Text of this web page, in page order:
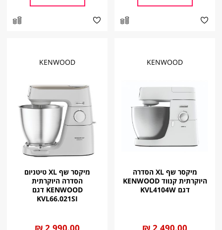
KENWOOD
מיקסר שף XL הסדרה
היוקרתית קנווד KENWOOD
דגם KVL4104W
החל
2,490.00 ₪
KENWOOD
מיקסר שף XL טיטניום
הסדרה היוקרתית
KENWOOD דגם
KVL66.021SI
החל
2,990.00 ₪